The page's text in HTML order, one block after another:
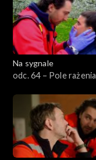
Na sygnale
odc. 64 – Pole rażenia